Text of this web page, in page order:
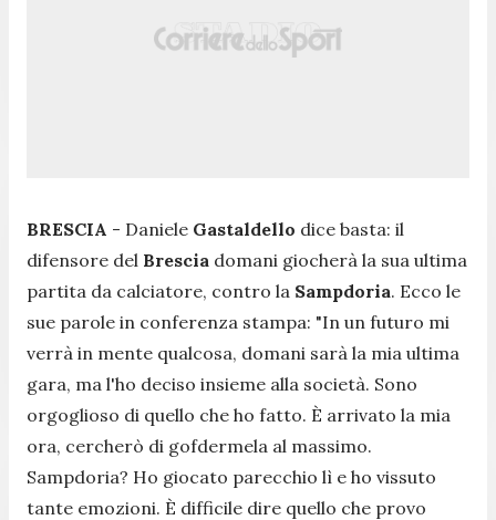
BRESCIA - Daniele Gastaldello dice basta: il
difensore del Brescia domani giocherà la sua ultima
partita da calciatore, contro la Sampdoria. Ecco le
sue parole in conferenza stampa: "In un futuro mi
verrà in mente qualcosa, domani sarà la mia ultima
gara, ma l'ho deciso insieme alla società. Sono
orgoglioso di quello che ho fatto. È arrivato la mia
ora, cercherò di gofdermela al massimo.
Sampdoria? Ho giocato parecchio lì e ho vissuto
tante emozioni. È difficile dire quello che provo